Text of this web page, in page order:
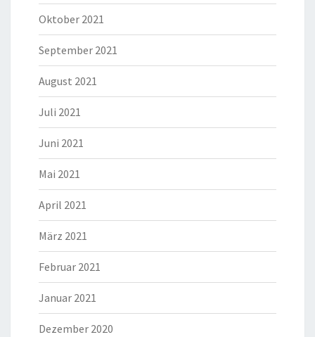
Oktober 2021
September 2021
August 2021
Juli 2021
Juni 2021
Mai 2021
April 2021
März 2021
Februar 2021
Januar 2021
Dezember 2020